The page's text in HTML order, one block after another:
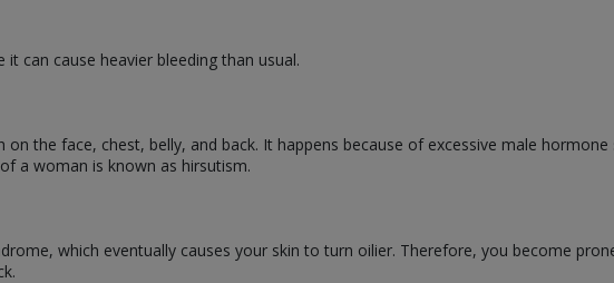
can cause heavier bleeding than usual.
the face, chest, belly, and back. It happens because of excessive male hormone
a woman is known as hirsutism.
which eventually causes your skin to turn oilier. Therefore, you become